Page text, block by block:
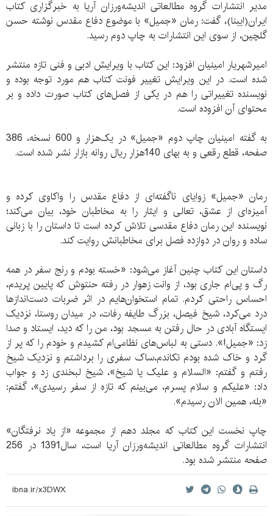
مدیر انتشارات گروه مطالعاتی اندیشه‌ورزان آریا به خبرگزاری کتاب
ایران(ایبنا)، گفت: رمان «جمیل» با موضوع دفاع مقدس نوشته حسن
گلچین، از سوی این انتشارات به چاپ دوم رسید.
امیرشهریار امینیان افزود: این کتاب با ویرایش ادبی و فنی تازه منتشر
شده است. در این ویرایش تغییر فونت کتاب هم مورد توجه بوده و
نویسنده تغییراتی را هم در یکی از فصل‌های کتاب صورت داده و بر
محتوای آن افزوده است.
به گفته امینیان چاپ دوم «جمیل» در یک‌هزار و 600 نسخه، 386
صفحه، قطع رقعی و به بهای 140‌هزار ریال روانه بازار نشر شده است.
رمان «جمیل» زوایای ناگفته‌ای از دفاع مقدس را واکاوی کرده و
آمیزه‌ای از عشق، تعالی و ایثار را به مخاطبان خود، بیان می‌کند؛
نویسنده این رمان دفاع مقدسی تلاش کرده است تا داستان را با زبانی
ساده و روان در دوازده فصل برای مخاطبانش روایت کند.
داستان این کتاب چنین آغاز می‌شود: «خسته بودم و رنج سفر در همه
رگ و پی‌ام جاری بود، از وانت زهوار در رفته حنتوش که پایین پریدم،
احساس راحتی کردم. تمام استخوان‌هایم در اثر ضربات دست‌اندازها
درد می‌کرد، شیخ فیصل، بزرگ طایفه رفات، در میدان روستا، نزدیک
ایستگاه آبادی در حال رفتن به مسجد بود، من را که دید، ایستاد و صدا
زد: «جمیل!». دستی به لباس‌های نظامی‌ام کشیدم و خودم را که پر از
گرد و خاک شده بودم تکاندم،ساک سفری را برداشتم و نزدیک شیخ
رفتم و گفتم: «السلام و علیک یا شیخ»، شیخ لبخندی زد و جواب
داد: «علیکم و سلام پسرم، می‌بینم که تازه از سفر رسیدی»، گفتم:
«بله، همین الان رسیدم».
چاپ نخست این کتاب که مجلد دهم از مجموعه «از یاد نرفتگان»
انتشارات گروه مطالعاتی اندیشه‌ورزان آریا است، سال1391 در 256
صفحه منتشر شده بود.